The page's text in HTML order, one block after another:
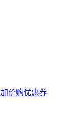
加价购优惠券